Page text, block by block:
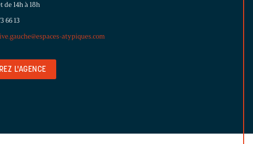
de 14h à 18h
66 13
atypiques.com
L'AGENCE